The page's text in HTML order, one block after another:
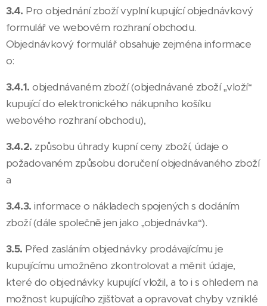
3.4. Pro objednání zboží vyplní kupující objednávkový
formulář ve webovém rozhraní obchodu.
Objednávkový formulář obsahuje zejména informace
o:
3.4.1.objednávaném zboží (objednávané zboží „vloží“
kupující do elektronického nákupního košíku
webového rozhraní obchodu),
3.4.2. způsobu úhrady kupní ceny zboží, údaje o
požadovaném způsobu doručení objednávaného zboží
a
3.4.3.informace o nákladech spojených s dodáním
zboží (dále společně jen jako „objednávka“).
3.5. Před zasláním objednávky prodávajícímu je
kupujícímu umožněno zkontrolovat a měnit údaje,
které do objednávky kupující vložil, a to i s ohledem na
možnost kupujícího zjišťovat a opravovat chyby vzniklé